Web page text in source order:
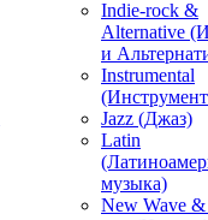
Indie-rock &
Alternative
и
Instrumental
Jazz (Джаз)
Latin
музыка)
New Wave